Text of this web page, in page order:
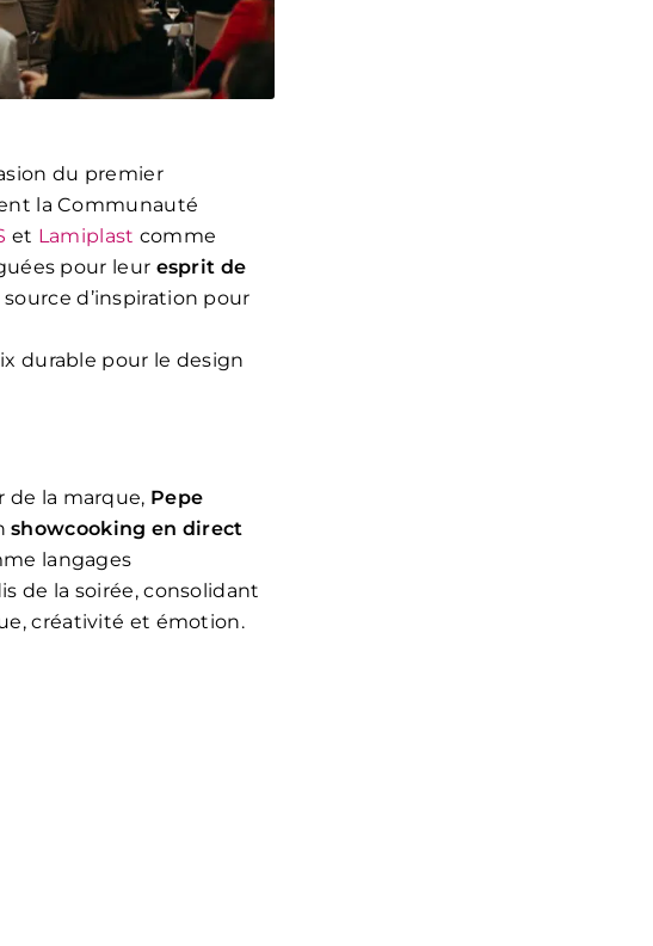
du premier
la Communauté
et Lamiplast comme
pour leur esprit de
d’inspiration pour
durable pour le design
de la marque, Pepe
showcooking en direct
langages
de la soirée, consolidant
créativité et émotion.